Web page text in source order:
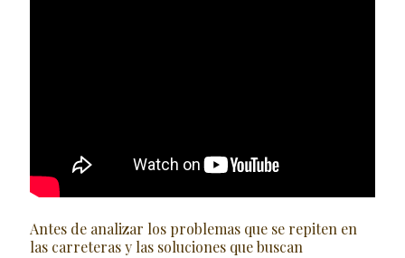
Antes de analizar los problemas que se repiten en
las carreteras y las soluciones que buscan